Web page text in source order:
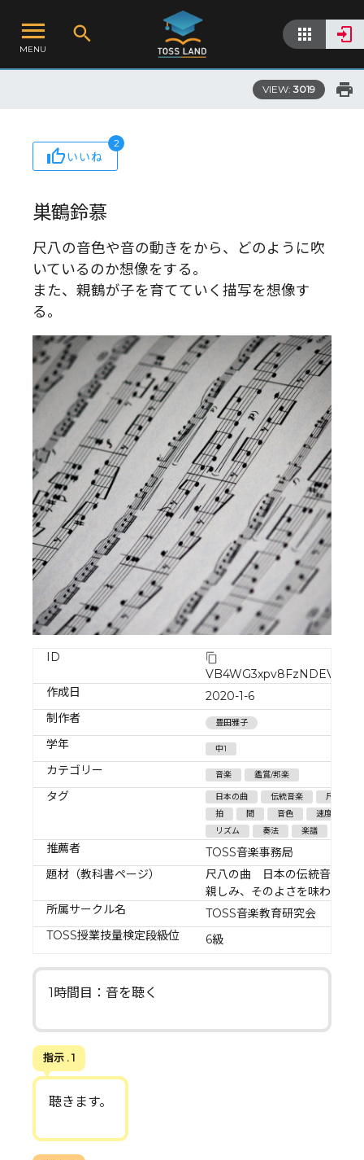
MENU
VIEW: 3019
いいね
2
巣鶴鈴慕
尺八の音色や音の動きをから、どのように吹
いているのか想像をする。
また、親鶴が子を育てていく描写を想像す
る。
ID
VB4WG3xpv8FzNDEV7Ufb
作成日
2020-1-6
制作者
豊田雅子
学年 中1
カテゴリー 音楽 鑑賞/邦楽
タグ 日本の曲 伝統音楽
尺八
拍
間 音色
速度
リズム
奏法 楽譜
推薦者
TOSS音楽事務局
題材（教科書ページ）
尺八の曲 日本の伝統音楽に
親しみ、そのよさを味わおう
所属サークル名
TOSS音楽教育研究会
TOSS授業技量検定段級位
6級
1時間目：音を聴く
指示 . 1
聴きます。